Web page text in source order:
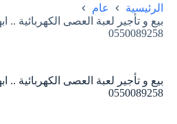
الرئيسية
عام
بيع و تأجير لعبة العصى الكهربائية ..
0550089258
بيع و تأجير لعبة العصى الكهربائية ..
0550089258